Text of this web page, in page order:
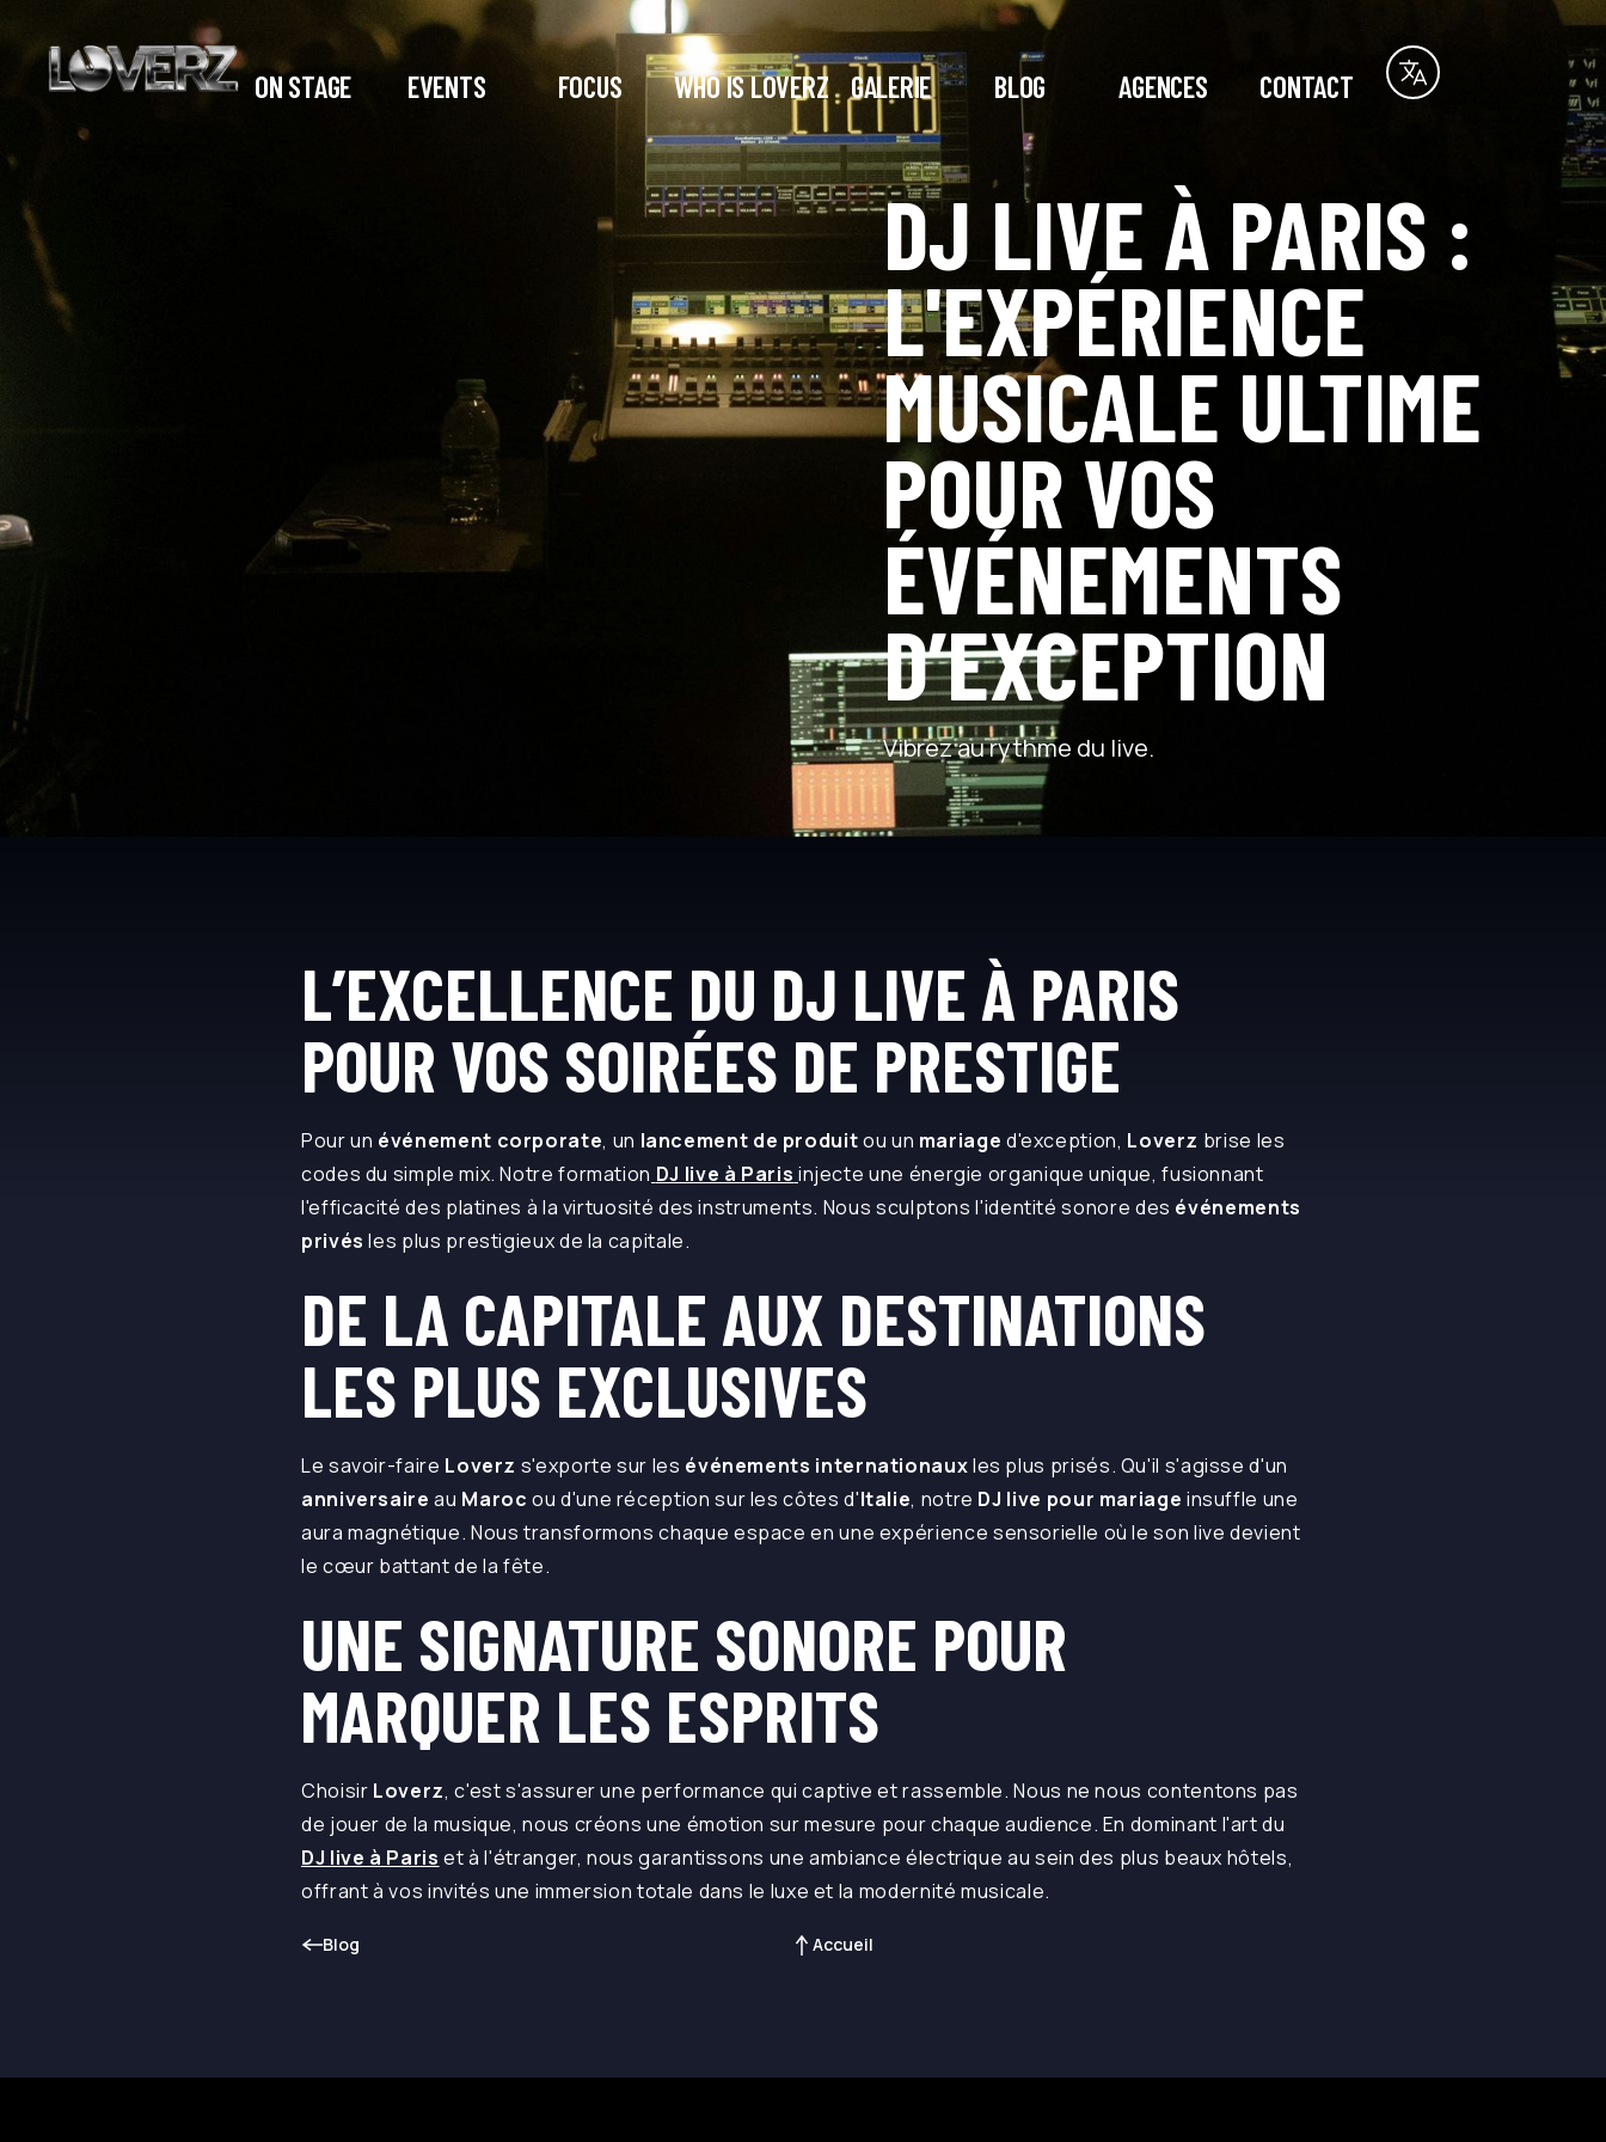
ON STAGE EVENTS FOCUS WHO IS LOVERZGALERIE BLOG AGENCES CONTACT
DJ LIVE À PARIS :
L'EXPÉRIENCE
MUSICALE ULTIME
POUR VOS
ÉVÉNEMENTS
D’EXCEPTION
Vibrez au rythme du live.
L’EXCELLENCE DU DJ LIVE À PARIS
POUR VOS SOIRÉES DE PRESTIGE
Pour un événement corporate, un lancement de produitou un mariage d'exception, Loverz brise les
codes du simple mix. Notre formation DJ live à Paris injecte une énergie organique unique, fusionnant
l'efficacité des platines à la virtuosité des instruments. Nous sculptons l'identité sonore des événements
privés les plus prestigieux de la capitale.
DE LA CAPITALE AUX DESTINATIONS
LES PLUS EXCLUSIVES
Le savoir-faire Loverz s'exporte sur les événements internationauxles plus prisés. Qu'il s'agisse d'un
anniversaire au Maroc ou d'une réception sur les côtes d'Italie, notre DJ live pour mariage insuffle une
aura magnétique. Nous transformons chaque espace en une expérience sensorielle où le son live devient
le cœur battant de la fête.
UNE SIGNATURE SONORE POUR
MARQUER LES ESPRITS
Choisir Loverz, c'est s'assurer une performance qui captive et rassemble. Nous ne nous contentons pas
de jouer de la musique, nous créons une émotion sur mesure pour chaque audience. En dominant l'art du
DJ live à Paris et à l'étranger, nous garantissons une ambiance électrique au sein des plus beaux hôtels,
offrant à vos invités une immersion totale dans le luxe et la modernité musicale.
Blog Accueil